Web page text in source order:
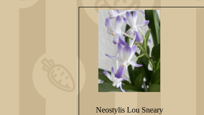
Neostylis Lou Sneary